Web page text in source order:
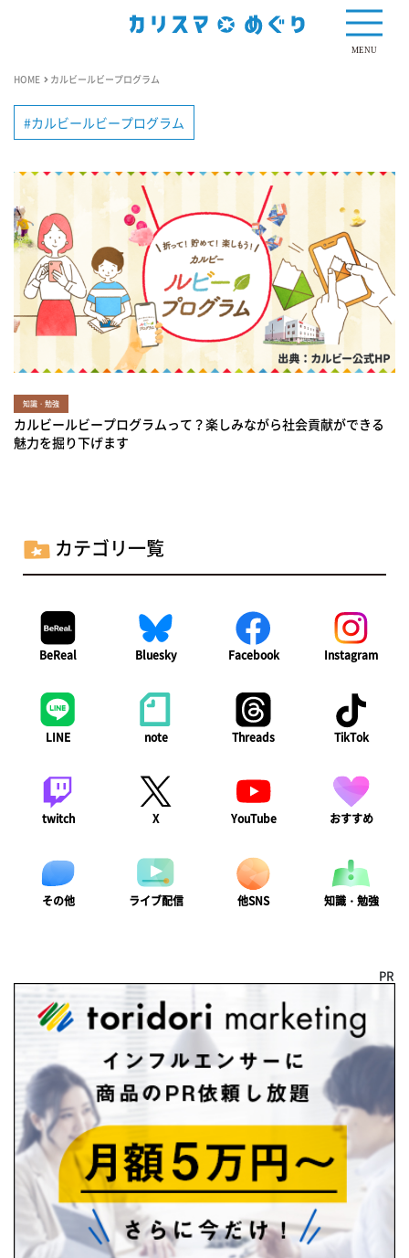
MENU
HOME カルビールビープログラム
カルビールビープログラム
知識・勉強
カルビールビープログラムって？楽しみながら社会貢献ができる
魅力を掘り下げます
カテゴリ一覧
BeReal Bluesky Facebook Instagram
LINE note Threads TikTok
twitch X YouTube おすすめ
その他 ライブ配信 他SNS 知識・勉強
PR